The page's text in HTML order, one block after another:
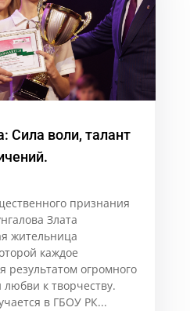
Сила воли, талант
признания
Злата
жительница
каждое
результатом огромного
к творчеству.
в ГБОУ РК...